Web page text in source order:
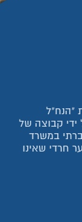
"הנח"ל
בשנת התשנ"ט (1999) על ידי קבוצה של
במשרד
חרדי שאינו